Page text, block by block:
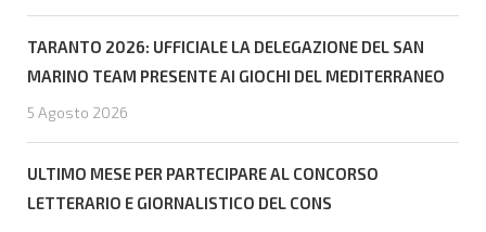
TARANTO 2026: UFFICIALE LA DELEGAZIONE DEL SAN
MARINO TEAM PRESENTE AI GIOCHI DEL MEDITERRANEO
5 Agosto 2026
ULTIMO MESE PER PARTECIPARE AL CONCORSO
LETTERARIO E GIORNALISTICO DEL CONS